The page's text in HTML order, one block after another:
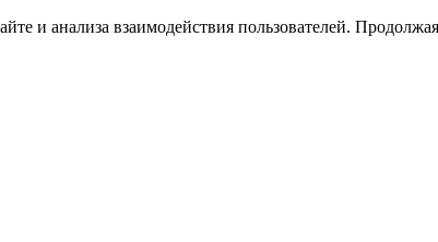
и анализа взаимодействия пользователей.